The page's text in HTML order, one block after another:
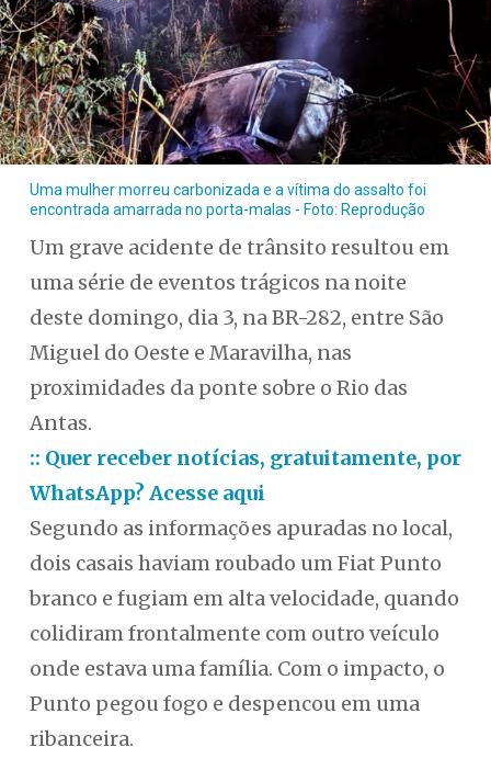
Uma mulher morreu carbonizada e a vítima do assalto foi
encontrada amarrada no porta-malas - Foto: Reprodução
Um grave acidente de trânsito resultou em
uma série de eventos trágicos na noite
deste domingo, dia 3, na BR-282, entre São
Miguel do Oeste e Maravilha, nas
proximidades da ponte sobre o Rio das
Antas.
:: Quer receber notícias, gratuitamente, por
WhatsApp? Acesse aqui
Segundo as informações apuradas no local,
dois casais haviam roubado um Fiat Punto
branco e fugiam em alta velocidade, quando
colidiram frontalmente com outro veículo
onde estava uma família. Com o impacto, o
Punto pegou fogo e despencou em uma
ribanceira.